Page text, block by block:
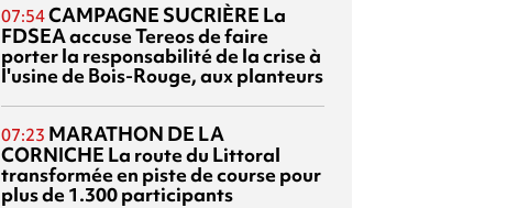
07:54CAMPAGNE SUCRIÈRE La
FDSEA accuse Tereos de faire
porter la responsabilité de la crise à
l'usine de Bois-Rouge, aux planteurs
07:23 MARATHON DE LA
CORNICHE La route du Littoral
transformée en piste de course pour
plus de 1.300 participants